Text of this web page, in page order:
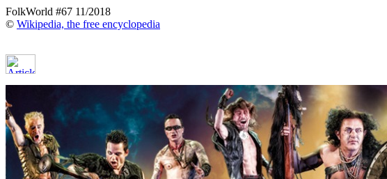
FolkWorld #67 11/2018
© Wikipedia, the free encyclopedia